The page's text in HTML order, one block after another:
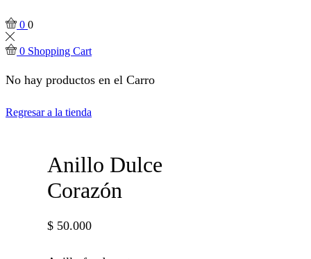
0 0
0 Shopping Cart
No hay productos en el Carro
Regresar a la tienda
Anillo Dulce
Corazón
$ 50.000